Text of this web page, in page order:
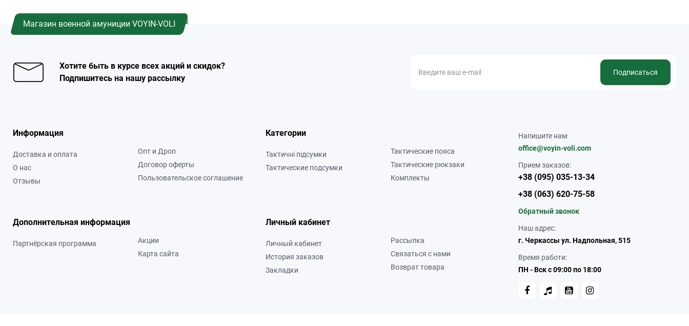
Магазин военной амуниции VOYIN-VOLI
Хотите быть в курсе всех акций и скидок?
Подпишитесь на нашу рассылку
Подписаться
Информация
Доставка и оплата
О нас
Отзывы
Опт и Дроп
Договор оферты
Пользовательское соглашение
Категории
Тактичні підсумки
Тактические подсумки
Тактические пояса
Тактические рюкзаки
Комплекты
Дополнительная информация
Партнёрская программа
Акции
Карта сайта
Личный кабинет
Личный кабинет
История заказов
Закладки
Рассылка
Связаться с нами
Возврат товара
Напишите нам:
office@voyin-voli.com
Прием заказов:
+38 (095) 035-13-34
+38 (063) 620-75-58
Обратный звонок
Наш адрес:
г. Черкассы ул. Надпольная, 515
Время работи:
ПН - Вск с 09:00 по 18:00